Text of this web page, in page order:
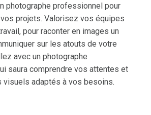
photographe professionnel pour
projets. Valorisez vos équipes
pour raconter en images un
sur les atouts de votre
avec un photographe
saura comprendre vos attentes et
visuels adaptés à vos besoins.